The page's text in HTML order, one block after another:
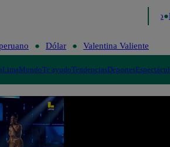
Dólar Valentina Valiente
LimaMundoTe ayudoTendenciasDeportes